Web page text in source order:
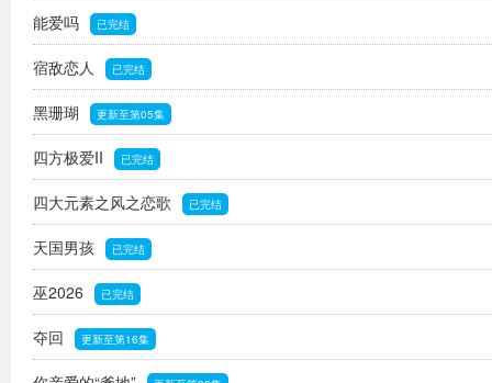
能爱吗 已完结
宿敌恋人 已完结
黑珊瑚 更新至第05集
四方极爱II 已完结
四大元素之风之恋歌 已完结
天国男孩 已完结
巫2026 已完结
夺回 更新至第16集